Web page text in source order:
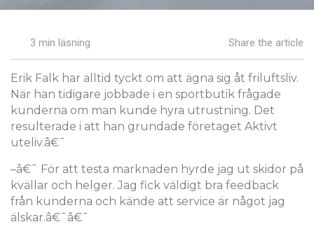
3 min läsning Share the article
Erik Falk har alltid tyckt om att ägna sig åt friluftsliv.
När han tidigare jobbade i en sportbutik frågade
kunderna om man kunde hyra utrustning. Det
resulterade i att han grundade företaget Aktivt
uteliv.â€¯
–â€¯ För att testa marknaden hyrde jag ut skidor på
kvällar och helger. Jag fick väldigt bra feedback
från kunderna och kände att service är något jag
älskar.â€¯â€¯